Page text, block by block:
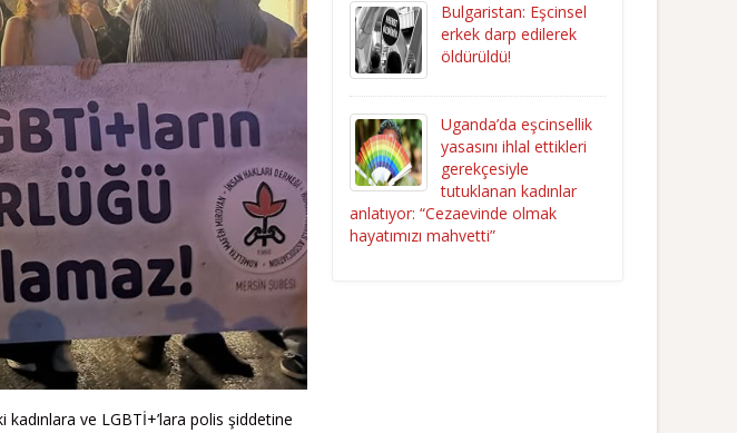
kadınlara ve LGBTİ+’lara polis şiddetine
Bulgaristan: Eşcinsel
erkek darp edilerek
öldürüldü!
Uganda’da eşcinsellik
yasasını ihlal ettikleri
gerekçesiyle
tutuklanan kadınlar
anlatıyor: “Cezaevinde olmak
hayatımızı mahvetti”